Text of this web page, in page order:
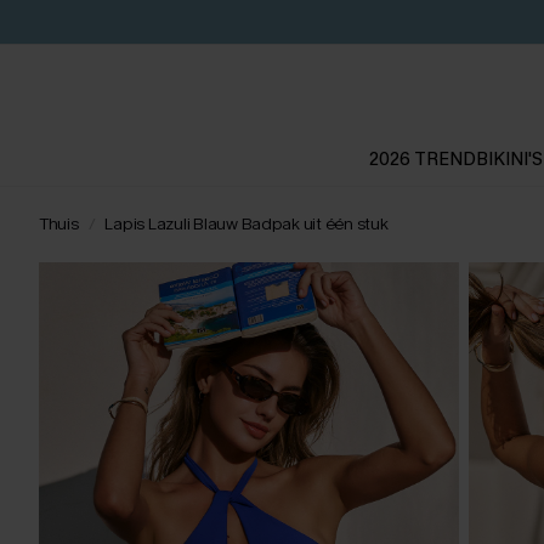
2026 TRENDBIKINI'S
Thuis Lapis Lazuli Blauw Badpak uit één stuk